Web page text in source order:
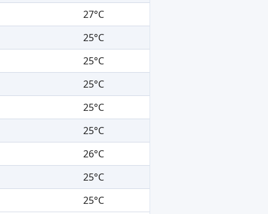
27°C
25°C
25°C
25°C
25°C
25°C
26°C
25°C
25°C